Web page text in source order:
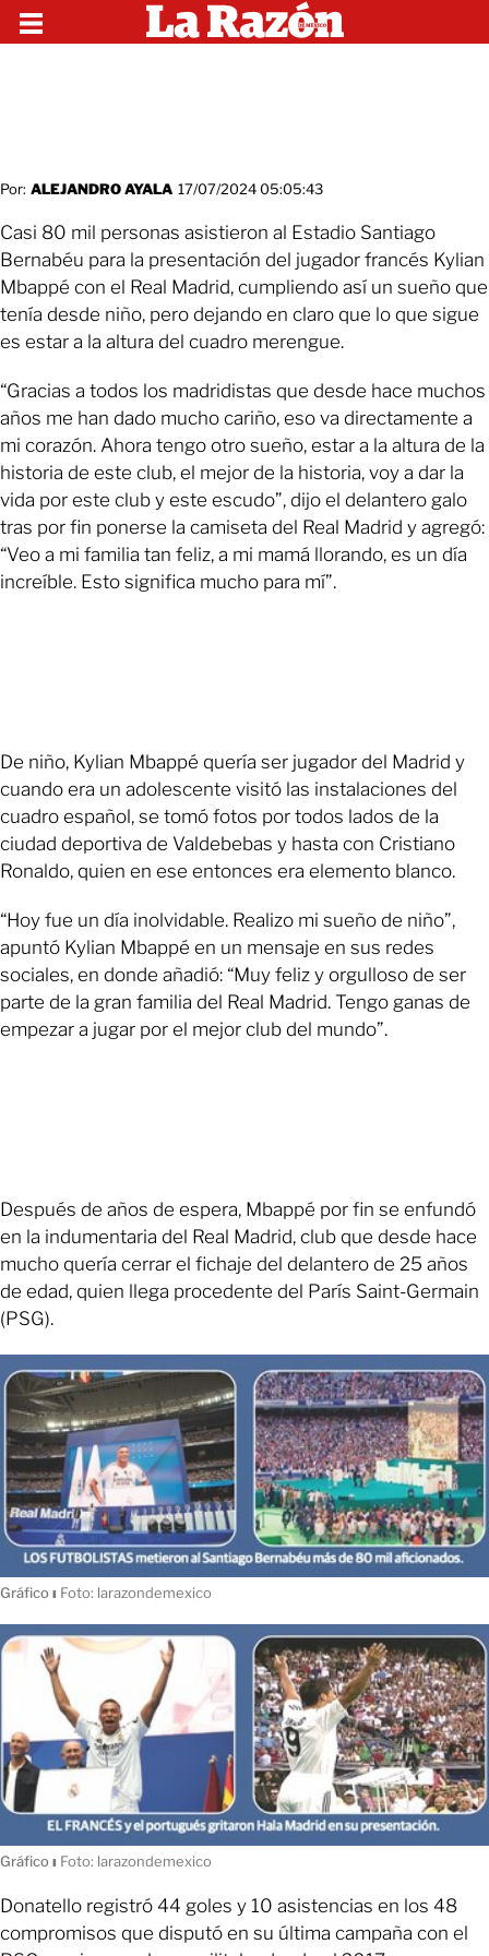
Por: ALEJANDRO AYALA 17/07/2024 05:05:43
Casi 80 mil personas asistieron al Estadio Santiago
Bernabéu para la presentación del jugador francés Kylian
Mbappé con el Real Madrid, cumpliendo así un sueño que
tenía desde niño, pero dejando en claro que lo que sigue
es estar a la altura del cuadro merengue.
“Gracias a todos los madridistas que desde hace muchos
años me han dado mucho cariño, eso va directamente a
mi corazón. Ahora tengo otro sueño, estar a la altura de la
historia de este club, el mejor de la historia, voy a dar la
vida por este club y este escudo”, dijo el delantero galo
tras por fin ponerse la camiseta del Real Madrid y agregó:
“Veo a mi familia tan feliz, a mi mamá llorando, es un día
increíble. Esto significa mucho para mí”.
De niño, Kylian Mbappé quería ser jugador del Madrid y
cuando era un adolescente visitó las instalaciones del
cuadro español, se tomó fotos por todos lados de la
ciudad deportiva de Valdebebas y hasta con Cristiano
Ronaldo, quien en ese entonces era elemento blanco.
“Hoy fue un día inolvidable. Realizo mi sueño de niño”,
apuntó Kylian Mbappé en un mensaje en sus redes
sociales, en donde añadió: “Muy feliz y orgulloso de ser
parte de la gran familia del Real Madrid. Tengo ganas de
empezar a jugar por el mejor club del mundo”.
Después de años de espera, Mbappé por fin se enfundó
en la indumentaria del Real Madrid, club que desde hace
mucho quería cerrar el fichaje del delantero de 25 años
de edad, quien llega procedente del París Saint-Germain
(PSG).
Gráficoı Foto: larazondemexico
Gráficoı Foto: larazondemexico
Donatello registró 44 goles y 10 asistencias en los 48
compromisos que disputó en su última campaña con el